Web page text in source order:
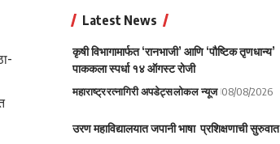
Latest News
कृषी विभागामार्फत ‘रानभाजी’ आणि ‘पौष्टिक तृणधान्य’
पाककला स्पर्धा १४ ऑगस्ट रोजी
महाराष्ट्ररत्नागिरी अपडेट्सलोकल न्यूज 08/08/2026
उरण महाविद्यालयात जपानी भाषा प्रशिक्षणाची सुरुवात